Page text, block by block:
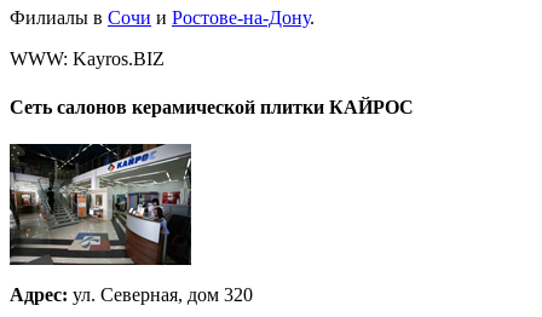
Филиалы в Сочи и Ростове-на-Дону.
WWW: Kayros.BIZ
Сеть салонов керамической плитки КАЙРОС
Адрес: ул. Северная, дом 320